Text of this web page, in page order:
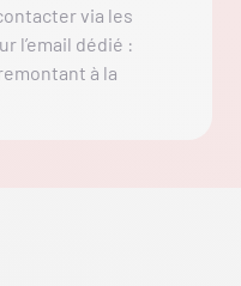
via les
l’email dédié :
à la